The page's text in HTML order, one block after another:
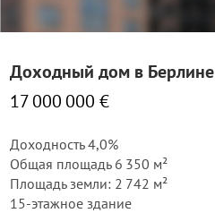
Доходный дом в Берлине
17 000 000 €
Доходность 4,0%
Общая площадь 6 350 м²
Площадь земли: 2 742 м²
15-этажное здание